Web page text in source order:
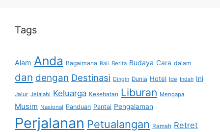
Tags
Alam Anda Bagaimana Bali Berita Budaya Cara dalam
dan dengan Destinasi Dingin Dunia Hotel Ide Indah Ini
Jalur Jelajahi Keluarga Kesehatan Liburan Mengapa
Musim Nasional Panduan Pantai Pengalaman
Perjalanan Petualangan Ramah Retret